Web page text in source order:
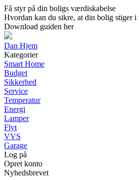
Få styr på din boligs værdiskabelse
Hvordan kan du sikre, at din bolig stiger
Download guiden her
Dan Hjem
Kategorier
Smart Home
Budget
Sikkerhed
Service
Temperatur
Energi
Lamper
Flyt
VVS
Garage
Log på
Opret konto
Nyhedsbrevet